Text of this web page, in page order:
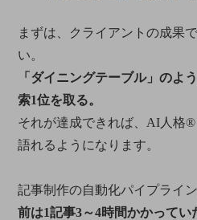
まずは、クライアントの成果
い。
「ダイニングテーブル」のよ
索1位を取る。
それが達成できれば、AI人格
語れるようになります。
記事制作の自動化パイプライ
前は1記事3～4時間かかって